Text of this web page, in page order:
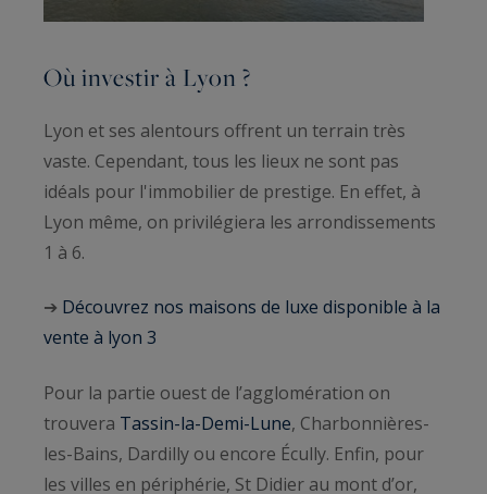
Où investir à Lyon ?
Lyon et ses alentours offrent un terrain très
vaste. Cependant, tous les lieux ne sont pas
idéals pour l'immobilier de prestige. En effet, à
Lyon même, on privilégiera les arrondissements
1 à 6.
➔ Découvrez nos maisons de luxe disponible à la
vente à lyon 3
Pour la partie ouest de l’agglomération on
trouvera Tassin-la-Demi-Lune, Charbonnières-
les-Bains, Dardilly ou encore Écully. Enfin, pour
les villes en périphérie, St Didier au mont d’or,